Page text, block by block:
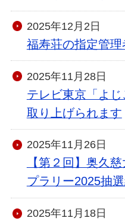
2025年12月2日
福寿荘の指定管
2025年11月28日
テレビ東京「よ
取り上げられます
2025年11月26日
【第２回】奥久
プラリー2025抽
2025年11月18日